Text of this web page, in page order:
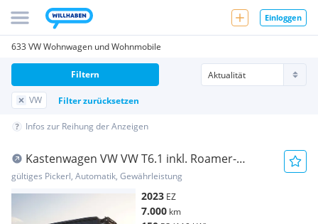
Einloggen
633 VW Wohnwagen und Wohnmobile
VW Filter zurücksetzen
Filtern
Infos zur Reihung der Anzeigen
Kastenwagen VW VW T6.1 inkl. Roamer-
Konzept
gültiges Pickerl, Automatik, Gewährleistung
2023 EZ
7.000 km